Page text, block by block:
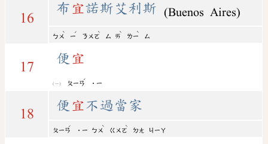
16
布 宜諾斯艾利斯 (Buenos Aires)
ㄅㄨ
ˋ
ㄧ
ˊ
ㄋㄨㄛ
ˋ
ㄙ ㄞ
ˋ
ㄌㄧ
ˋ
ㄙ
17
便 宜
ㄆㄧㄢ
ˊ
˙ㄧ
18
便 宜不過當家
ㄆㄧㄢ
ˊ
˙ㄧ ㄅㄨ
ˋ
ㄍㄨㄛ
ˋ
ㄉㄤ ㄐㄧㄚ